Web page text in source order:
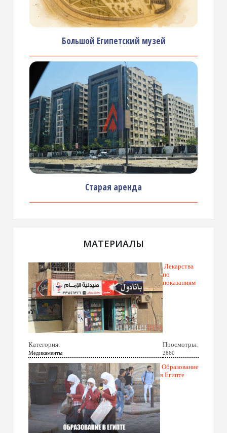
Большой Египетский музей
Старая аренда
МАТЕРИАЛЫ
Лекарства
по
показаниям
Категория:
Медикаменты
Просмотры:
2860
Образование
в Египте